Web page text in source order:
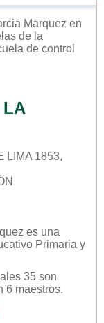
Marquez en
de la
de control
LA
LIMA 1853,
es una
Primaria y
35 son
6 maestros.